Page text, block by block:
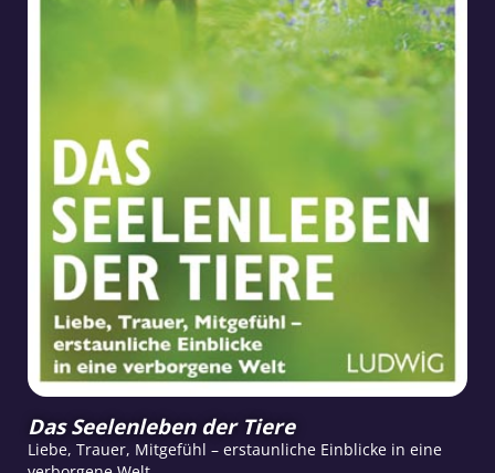
Das Seelenleben der Tiere
Liebe, Trauer, Mitgefühl – erstaunliche Einblicke in eine